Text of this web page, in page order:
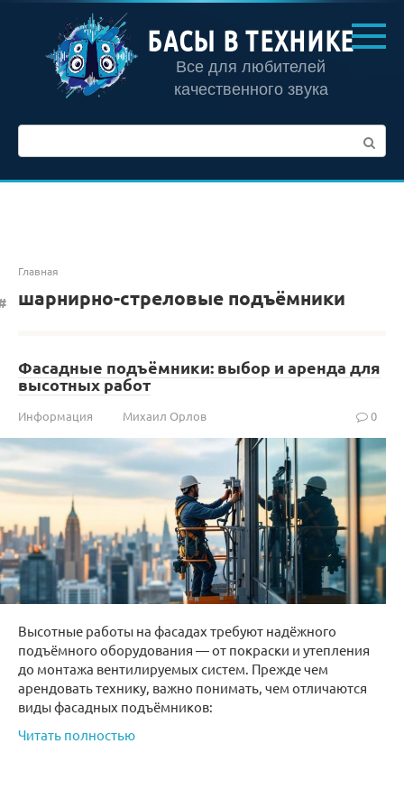
контенту
БАСЫ В ТЕХНИКЕ
Все для любителей
качественного звука
Главная
шарнирно-стреловые подъёмники
Фасадные подъёмники: выбор и аренда для
высотных работ
Информация Михаил Орлов 0
Высотные работы на фасадах требуют надёжного
подъёмного оборудования — от покраски и утепления
до монтажа вентилируемых систем. Прежде чем
арендовать технику, важно понимать, чем отличаются
виды фасадных подъёмников:
Читать полностью